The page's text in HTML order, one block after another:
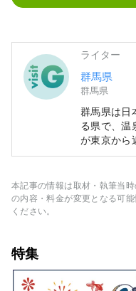
ライター
群馬県
群馬県
群馬県は日
る県で、温
が東京から
ています。
離れてゆっ
クティビテ
幹線に乗
め、日帰り
在でより
本記事の情報は取材・執筆当
の内容・料金が変更となる可
ください。
特集